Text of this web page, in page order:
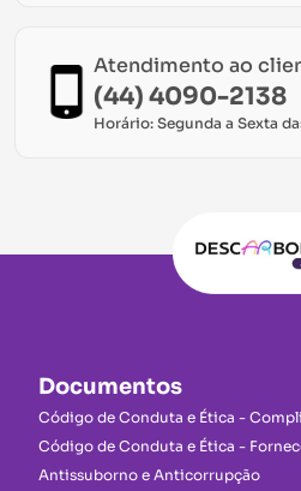
Atendimento ao
(44) 4090-2138
Horário: Segunda a Sexta
Documentos
Código de Conduta e Ética -
Código de Conduta e Ética -
Antissuborno e Anticorrupção